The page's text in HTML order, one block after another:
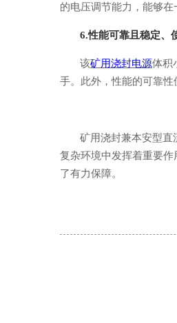
的电压调节能力，能够在
6.性能可靠且稳定、
该矿用浇封电源体积
手。此外，性能的可靠性
矿用浇封兼本安型直
复杂环境中发挥着重要
了有力保障。